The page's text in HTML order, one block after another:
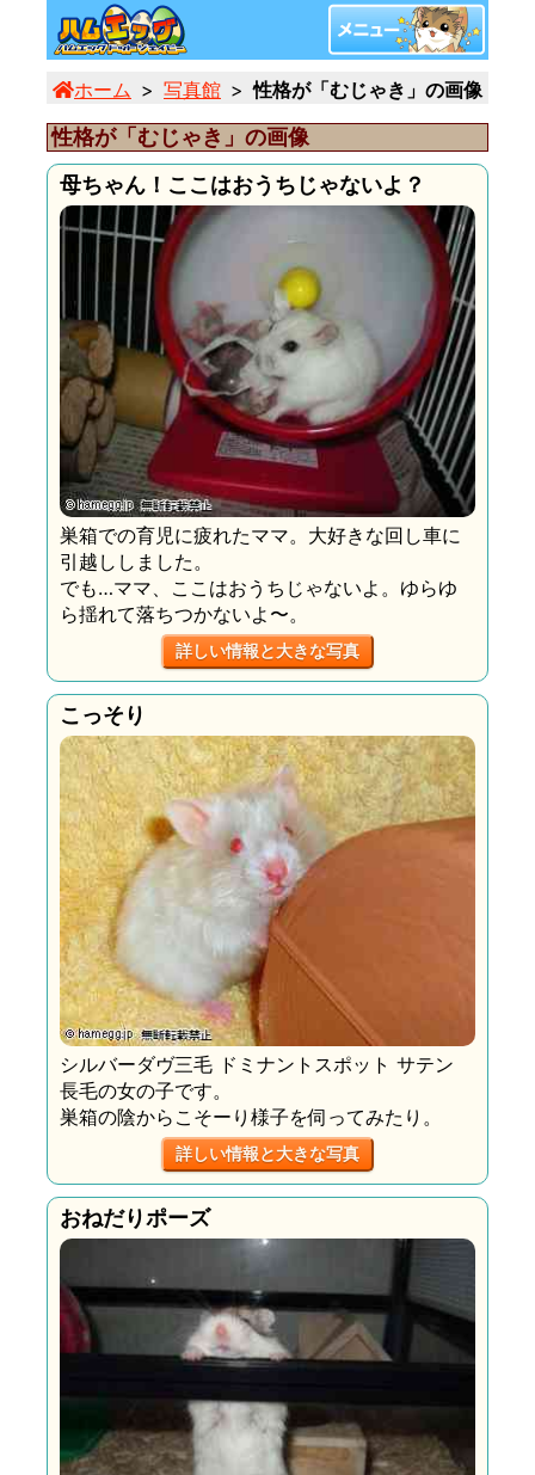
ホーム 写真館 性格が「むじゃき」の画像 (5/6)
性格が「むじゃき」の画像
母ちゃん！ここはおうちじゃないよ？
巣箱での育児に疲れたママ。大好きな回し車に
引越ししました。
でも…ママ、ここはおうちじゃないよ。ゆらゆ
ら揺れて落ちつかないよ〜。
詳しい情報と大きな写真
こっそり
シルバーダヴ三毛 ドミナントスポット サテン
長毛の女の子です。
巣箱の陰からこそーり様子を伺ってみたり。
詳しい情報と大きな写真
おねだりポーズ